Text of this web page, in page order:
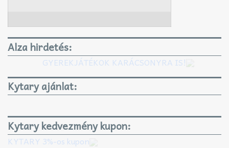
Alza hirdetés:
GYEREKJÁTÉKOK KARÁCSONYRA IS!
Kytary ajánlat:
Kytary kedvezmény kupon:
KYTARY 3%-os kupon